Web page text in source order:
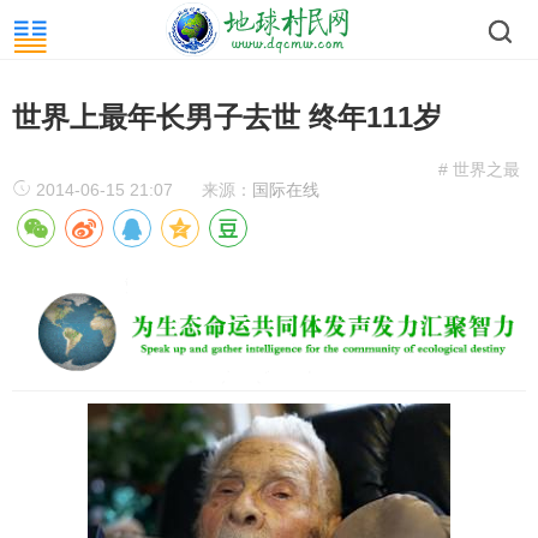
世界上最年长男子去世 终年111岁
# 世界之最
2014-06-15 21:07
来源： 国际在线